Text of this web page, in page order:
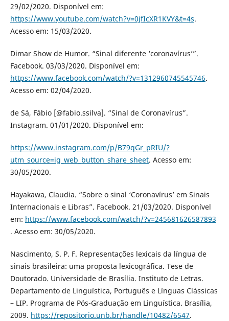
29/02/2020. Disponível em:
https://www.youtube.com/watch?v=0jfIcXR1KVY&t=4s.
Acesso em: 15/03/2020.
Dimar Show de Humor. “Sinal diferente ‘coronavírus’”.
Facebook. 03/03/2020. Disponível em:
https://www.facebook.com/watch/?v=1312960745545746.
Acesso em: 02/04/2020.
de Sá, Fábio [@fabio.ssilva]. “Sinal de Coronavírus”.
Instagram. 01/01/2020. Disponível em:
https://www.instagram.com/p/B79qGr_pRIU/?
utm_source=ig_web_button_share_sheet. Acesso em:
30/05/2020.
Hayakawa, Claudia. “Sobre o sinal ‘Coronavírus’ em Sinais
Internacionais e Libras”. Facebook. 21/03/2020. Disponível
em: https://www.facebook.com/watch/?v=245681626587893
. Acesso em: 30/05/2020.
Nascimento, S. P. F. Representações lexicais da língua de
sinais brasileira: uma proposta lexicográfica. Tese de
Doutorado. Universidade de Brasília. Instituto de Letras.
Departamento de Linguística, Português e Línguas Clássicas
– LIP. Programa de Pós-Graduação em Linguística. Brasília,
2009. https://repositorio.unb.br/handle/10482/6547.